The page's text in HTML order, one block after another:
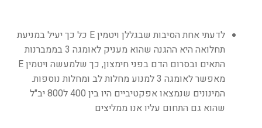
לדעתי אחת הסיבות שבגללן ויטמין E כל כך יעיל במניעת
תחלואה היא ההגנה שהוא מעניק לאומגה 3 בממברנות
התאים ובסרום הדם בפני חימצון, כך שלמעשה ויטמין E
מאפשר לאומגה 3 למנוע מחלות לב ומחלות נוספות.
המינונים שנמצאו אפקטיביים היו בין 400 ל800 יב"ל
שהוא גם התחום עליו אנו ממליצים